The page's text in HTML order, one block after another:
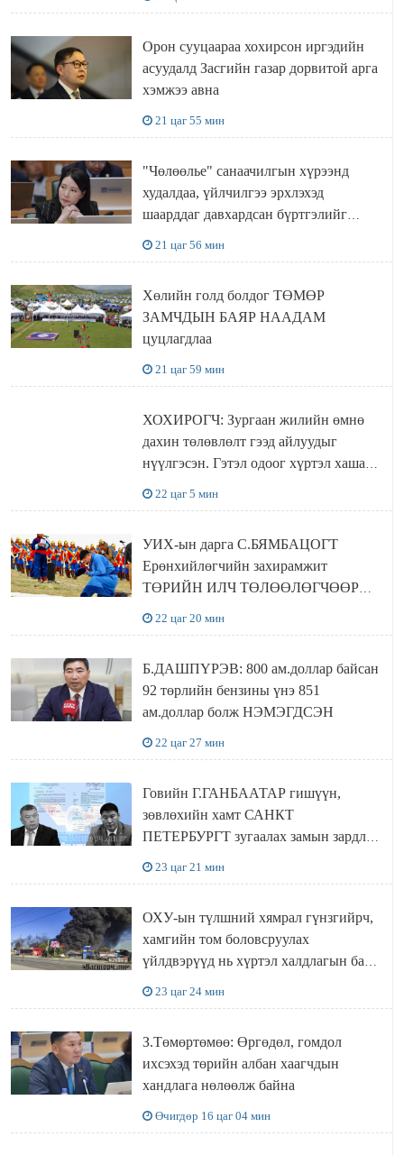
Орон сууцаараа хохирсон иргэдийн
асуудалд Засгийн газар дорвитой арга
хэмжээ авна
21 цаг 55 мин
"Чөлөөлье" санаачилгын хүрээнд
худалдаа, үйлчилгээ эрхлэхэд
шаарддаг давхардсан бүртгэлийг
21 цаг 56 мин
Хөлийн голд болдог ТӨМӨР
ЗАМЧДЫН БАЯР НААДАМ
цуцлагдлаа
21 цаг 59 мин
ХОХИРОГЧ: Зургаан жилийн өмнө
дахин төлөвлөлт гээд айлуудыг
нүүлгэсэн. Гэтэл одоог хүртэл хашаа
22 цаг 5 мин
УИХ-ын дарга С.БЯМБАЦОГТ
Ерөнхийлөгчийн захирамжит
ТӨРИЙН ИЛЧ ТӨЛӨӨЛӨГЧӨӨР
22 цаг 20 мин
Б.ДАШПҮРЭВ: 800 ам.доллар байсан
92 төрлийн бензины үнэ 851
ам.доллар болж НЭМЭГДСЭН
22 цаг 27 мин
Говийн Г.ГАНБААТАР гишүүн,
зөвлөхийн хамт САНКТ
ПЕТЕРБУРГТ зугаалах замын зардлаа
23 цаг 21 мин
ОХУ-ын түлшний хямрал гүнзгийрч,
хамгийн том боловсруулах
үйлдвэрүүд нь хүртэл халдлагын бай
23 цаг 24 мин
З.Төмөртөмөө: Өргөдөл, гомдол
ихсэхэд төрийн албан хаагчдын
хандлага нөлөөлж байна
Өчигдөр 16 цаг 04 мин